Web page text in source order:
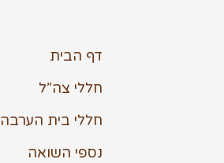
דף הבית
חללי צה”ל
חללי בית הערבה
נספי השואה